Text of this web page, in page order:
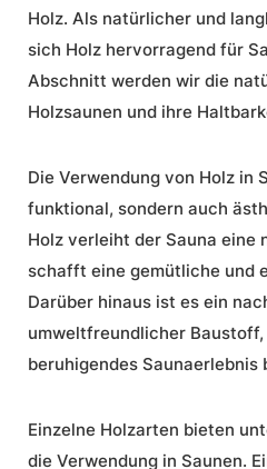
Holz. Als natürlicher und
sich Holz hervorragend für
Abschnitt werden wir die
Holzsaunen und ihre
Die Verwendung von Holz in
funktional, sondern auch
Holz verleiht der Sauna eine
schafft eine gemütliche und
Darüber hinaus ist es ein
umweltfreundlicher Baustoff,
beruhigendes Saunaerlebnis
Einzelne Holzarten bieten
die Verwendung in Saunen.